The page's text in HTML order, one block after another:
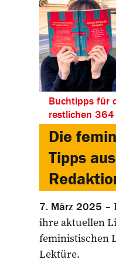
Buchtipps für
restlichen 364
Die
Tipps
7. März 2025
ihre aktuellen
feministischen
Lektüre.